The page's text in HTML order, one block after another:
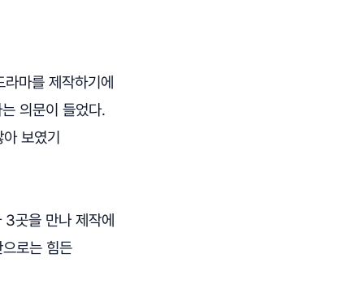
마를 제작하기에
의문이 들었다.
보였기
곳을 만나 제작에
로는 힘든